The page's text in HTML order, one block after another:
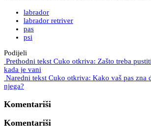
labrador
labrador retriver
pas
psi
Podijeli
Prethodni tekst Cuko otkriva: Zašto treba
kada je vani
Naredni tekst Cuko otkriva: Kako vaš pas zna
njega?
Komentariši
Komentariši